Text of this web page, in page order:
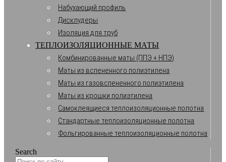
Набухающий профиль
Дисклудеры
Изоляция для труб
ТЕПЛОИЗОЛЯЦИОННЫЕ МАТЫ
Комбинированные маты (ППЭ + НПЭ)
Маты из вспененного полиэтилена
Маты из газовспененного полиэтилена
Маты из крошки полиэтилена
Самоклеящиеся теплоизоляционные полотна
Стандартные теплоизоляционные полотна
Фольгированные теплоизоляционные полотна
Search